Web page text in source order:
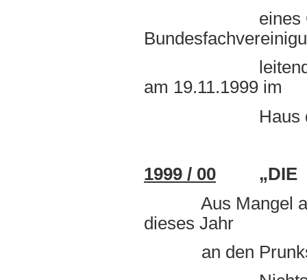
eines Gala -
leitenden
am 19.11.1999 im
Haus des
1999 / 00 „DIE
Aus Mangel an
dieses Jahr
an den